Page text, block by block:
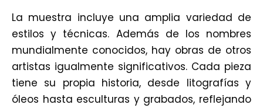
La muestra incluye una amplia variedad de
estilos y técnicas. Además de los nombres
mundialmente conocidos, hay obras de otros
artistas igualmente significativos. Cada pieza
tiene su propia historia, desde litografías y
óleos hasta esculturas y grabados, reflejando